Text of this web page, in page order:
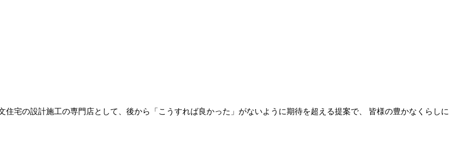
宅の設計施工の専門店として、後から「こうすれば良かった」がないように期待を超える提案で、 皆様の豊かなくらしに